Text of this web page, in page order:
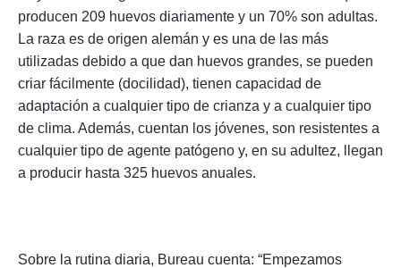
producen 209 huevos diariamente y un 70% son adultas.
La raza es de origen alemán y es una de las más
utilizadas debido a que dan huevos grandes, se pueden
criar fácilmente (docilidad), tienen capacidad de
adaptación a cualquier tipo de crianza y a cualquier tipo
de clima. Además, cuentan los jóvenes, son resistentes a
cualquier tipo de agente patógeno y, en su adultez, llegan
a producir hasta 325 huevos anuales.
Sobre la rutina diaria, Bureau cuenta: “Empezamos